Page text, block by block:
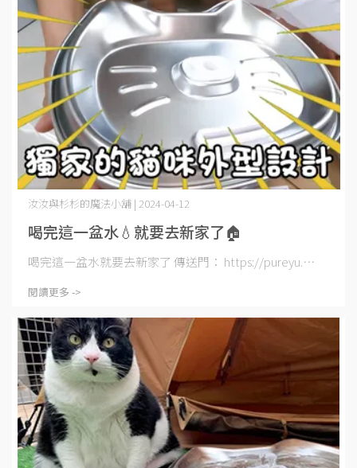
喝完這一盆水💧就要去新家了🏠
汝汝與杉杉的魔法小舖 | 2024-04-12
喝完這一盆水就要去新家了 傳送門： https://pureyu.⋯
閱讀更多 ->